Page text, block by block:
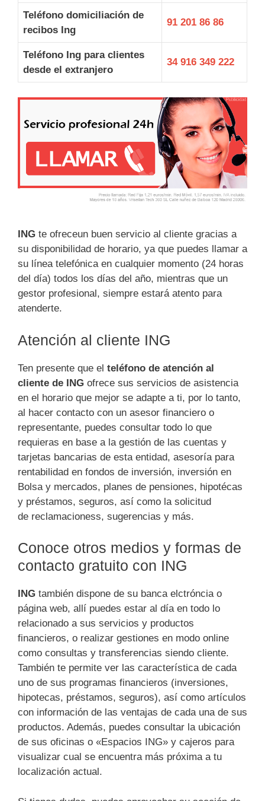
Teléfono domiciliación de
recibos Ing
91 201 86 86
Teléfono Ing para clientes
desde el extranjero
34 916 349 222
ING te ofreceun buen servicio al cliente gracias a
su disponibilidad de horario, ya que puedes llamar a
su línea telefónica en cualquier momento (24 horas
del día) todos los días del año, mientras que un
gestor profesional, siempre estará atento para
atenderte.
Atención al cliente ING
Ten presente que el teléfono de atención al
cliente de ING ofrece sus servicios de asistencia
en el horario que mejor se adapte a ti, por lo tanto,
al hacer contacto con un asesor financiero o
representante, puedes consultar todo lo que
requieras en base a la gestión de las cuentas y
tarjetas bancarias de esta entidad, asesoría para
rentabilidad en fondos de inversión, inversión en
Bolsa y mercados, planes de pensiones, hipotécas
y préstamos, seguros, así como la solicitud
de reclamacioness, sugerencias y más.
Conoce otros medios y formas de
contacto gratuito con ING
ING también dispone de su banca elctróncia o
página web, allí puedes estar al día en todo lo
relacionado a sus servicios y productos
financieros, o realizar gestiones en modo online
como consultas y transferencias siendo cliente.
También te permite ver las característica de cada
uno de sus programas financieros (inversiones,
hipotecas, préstamos, seguros), así como artículos
con información de las ventajas de cada una de sus
productos. Además, puedes consultar la ubicación
de sus oficinas o «Espacios ING» y cajeros para
visualizar cual se encuentra más próxima a tu
localización actual.